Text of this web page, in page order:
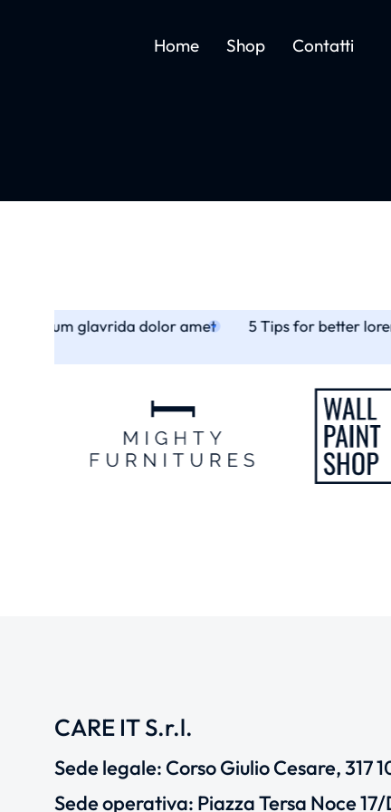
Home Shop Contatti
ipsum glavrida dolor amet 5 Tips for better
CARE IT S.r.l.
Sede legale: Corso Giulio Cesare, 317
Sede operativa: Piazza Tersa Noce 17/